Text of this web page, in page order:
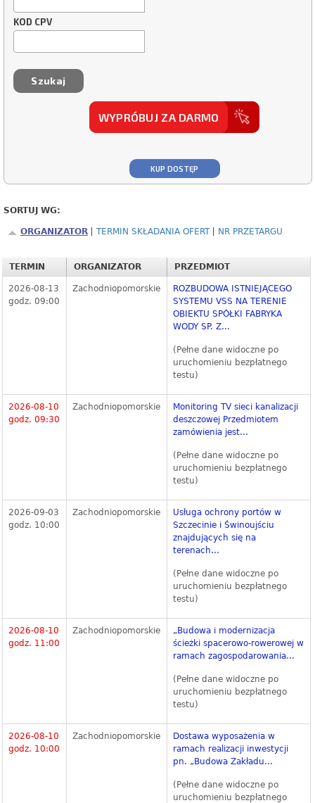
KOD CPV
WYPRÓBUJ ZA DARMO
KUP DOSTĘP
SORTUJ WG:
ORGANIZATOR TERMIN SKŁADANIA OFERT NR PRZETARGU
TERMIN ORGANIZATOR PRZEDMIOT
2026-08-13
godz. 09:00
Zachodniopomorskie
ROZBUDOWA ISTNIEJĄCEGO
SYSTEMU VSS NA TERENIE
OBIEKTU SPÓŁKI FABRYKA
WODY SP. Z...
(Pełne dane widoczne po
uruchomieniu bezpłatnego
testu)
2026-08-10
godz. 09:30
Zachodniopomorskie
Monitoring TV sieci kanalizacji
deszczowej Przedmiotem
zamówienia jest...
(Pełne dane widoczne po
uruchomieniu bezpłatnego
testu)
2026-09-03
godz. 10:00
Zachodniopomorskie
Usługa ochrony portów w
Szczecinie i Świnoujściu
znajdujących się na
terenach...
(Pełne dane widoczne po
uruchomieniu bezpłatnego
testu)
2026-08-10
godz. 11:00
Zachodniopomorskie
„Budowa i modernizacja
ścieżki spacerowo-rowerowej w
ramach zagospodarowania...
(Pełne dane widoczne po
uruchomieniu bezpłatnego
testu)
2026-08-10
godz. 10:00
Zachodniopomorskie
Dostawa wyposażenia w
ramach realizacji inwestycji
pn. „Budowa Zakładu...
(Pełne dane widoczne po
uruchomieniu bezpłatnego